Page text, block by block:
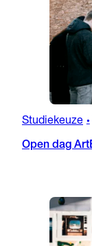
Studiekeuze •
Open dag